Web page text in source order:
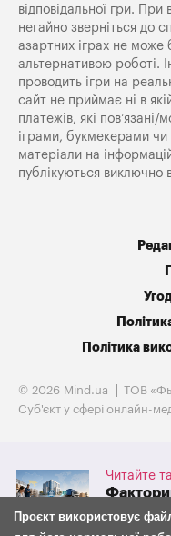
Читайте
відповідальної гри.
негайно зверніться до
азартних іграх не може
альтернативою роботі.
проводить ігри на
сайт не приймає ні в
платежів, які
іграми, букмекерами чи
матеріали на
публікуються виключно
Політика
© 2026 Mind.ua
ТОВ
Cуб'єкт у сфері онлайн-
Проєкт використовує